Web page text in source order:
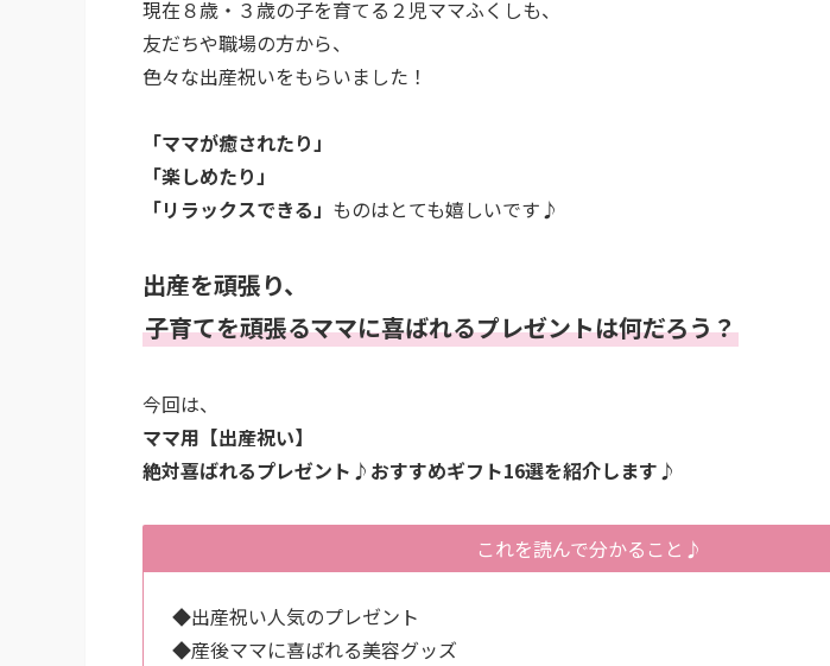
現在８歳・３歳の子を育てる２児ママふくしも、
友だちや職場の方から、
色々な出産祝いをもらいました！
「ママが癒されたり」
「楽しめたり」
「リラックスできる」 ものはとても嬉しいです♪
出産を頑張り、
子育てを頑張るママに喜ばれるプレゼントは何だろう？
今回は、
ママ用【出産祝い】
絶対喜ばれるプレゼント♪おすすめギフト16選を紹介します♪
これを読んで分かること♪
◆出産祝い人気のプレゼント
◆産後ママに喜ばれる美容グッズ